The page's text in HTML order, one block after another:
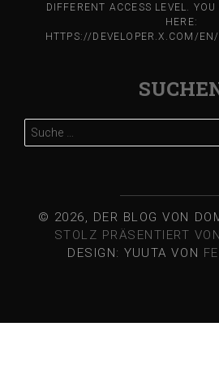
DIFFERENT ACCESS LEVEL.
HERE:
HTTPS://DEVELOPER.X.COM/
nach:
© 2026, DER BLOG VON
STOLZ PRÄSENTIERT
DESIGN: YUUTA VON